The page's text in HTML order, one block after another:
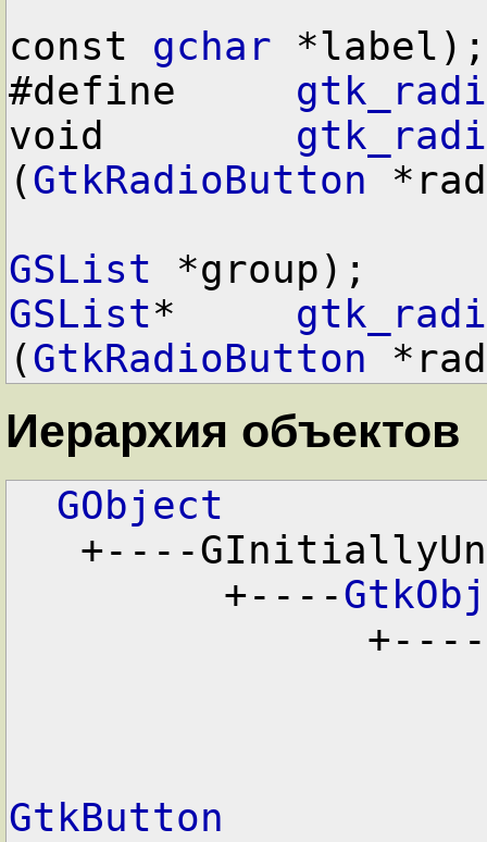
const gchar *label);
#define
void
(GtkRadioButton
GSList *group);
GSList*
(GtkRadioButton
Иерархия объектов
GObject
+----
+----
+----
GtkButton